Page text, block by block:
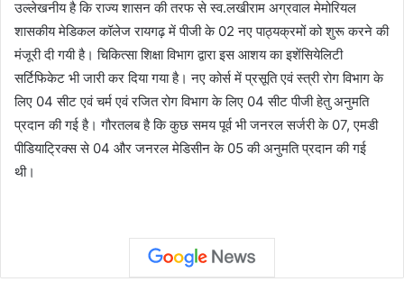
उल्लेखनीय है कि राज्य शासन की तरफ से स्व.लखीराम अग्रवाल मेमोरियल
शासकीय मेडिकल कॉलेज रायगढ़ में पीजी के 02 नए पाठ्यक्रमों को शुरू करने की
मंजूरी दी गयी है। चिकित्सा शिक्षा विभाग द्वारा इस आशय का इशेंसियेलिटी
सर्टिफिकेट भी जारी कर दिया गया है। नए कोर्स में प्रसूति एवं स्त्री रोग विभाग के
लिए 04 सीट एवं चर्म एवं रजित रोग विभाग के लिए 04 सीट पीजी हेतु अनुमति
प्रदान की गई है। गौरतलब है कि कुछ समय पूर्व भी जनरल सर्जरी के 07, एमडी
पीडियाट्रिक्स से 04 और जनरल मेडिसीन के 05 की अनुमति प्रदान की गई
थी।